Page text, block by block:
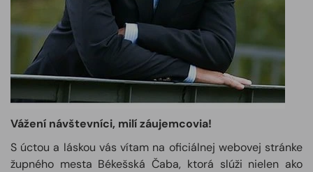
Vážení návštevníci, milí záujemcovia!
S úctou a láskou vás vítam na oficiálnej webovej stránke
župného mesta Békešská Čaba, ktorá slúži nielen ako